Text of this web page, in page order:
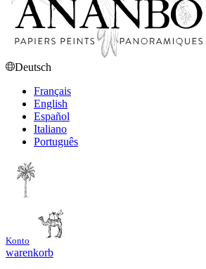
Deutsch
Français
English
Español
Italiano
Português
Konto
warenkorb